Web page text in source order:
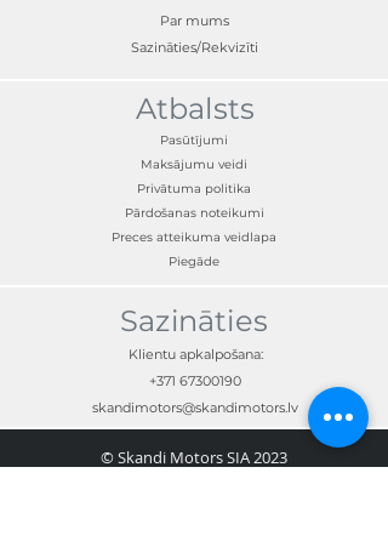
Par mums
Sazināties/Rekvizīti
Atbalsts
Pasūtījumi
Maksājumu veidi
Privātuma politika
Pārdošanas noteikumi
Preces atteikuma veidlapa
Piegāde
Sazināties
Klientu apkalpošana:
+371 67300190
skandimotors@skandimotors.lv
© Skandi Motors SIA 2023